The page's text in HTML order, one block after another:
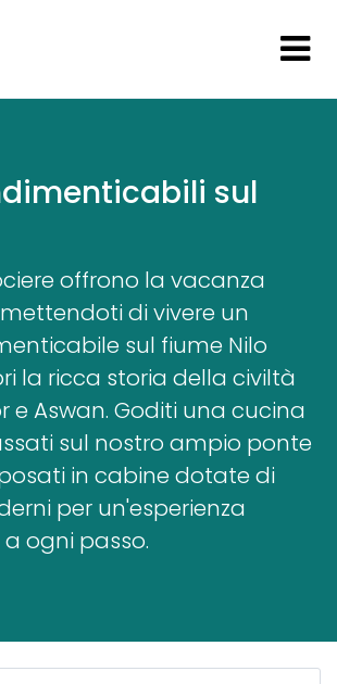
sul
offrono la vacanza
di vivere un
sul fiume Nilo
la ricca storia della civiltà
e Aswan. Goditi una cucina
sul nostro ampio ponte
in cabine dotate di
per un'esperienza
ogni passo.